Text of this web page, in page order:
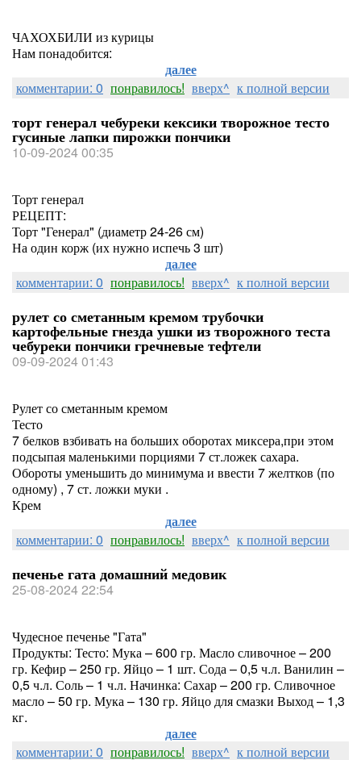
ЧАХОХБИЛИ из курицы
Нам понадобится:
далее
комментарии: 0 понравилось! вверх^ к полной версии
торт генерал чебуреки кексики творожное тесто
гусиные лапки пирожки пончики
10-09-2024 00:35
Торт генерал
РЕЦЕПТ:
Торт "Генерал" (диаметр 24-26 см)
На один корж (их нужно испечь 3 шт)
далее
комментарии: 0 понравилось! вверх^ к полной версии
рулет со сметанным кремом трубочки
картофельные гнезда ушки из творожного теста
чебуреки пончики гречневые тефтели
09-09-2024 01:43
Рулет со сметанным кремом
Тесто
7 белков взбивать на больших оборотах миксера,при этом
подсыпая маленькими порциями 7 ст.ложек сахара.
Обороты уменьшить до минимума и ввести 7 желтков (по
одному) , 7 ст. ложки муки .
Крем
далее
комментарии: 0 понравилось! вверх^ к полной версии
печенье гата домашний медовик
25-08-2024 22:54
Чудесное печенье "Гата"
Продукты: Тесто: Мука – 600 гр. Масло сливочное – 200
гр. Кефир – 250 гр. Яйцо – 1 шт. Сода – 0,5 ч.л. Ванилин –
0,5 ч.л. Соль – 1 ч.л. Начинка: Сахар – 200 гр. Сливочное
масло – 50 гр. Мука – 130 гр. Яйцо для смазки Выход – 1,3
кг.
далее
комментарии: 0 понравилось! вверх^ к полной версии